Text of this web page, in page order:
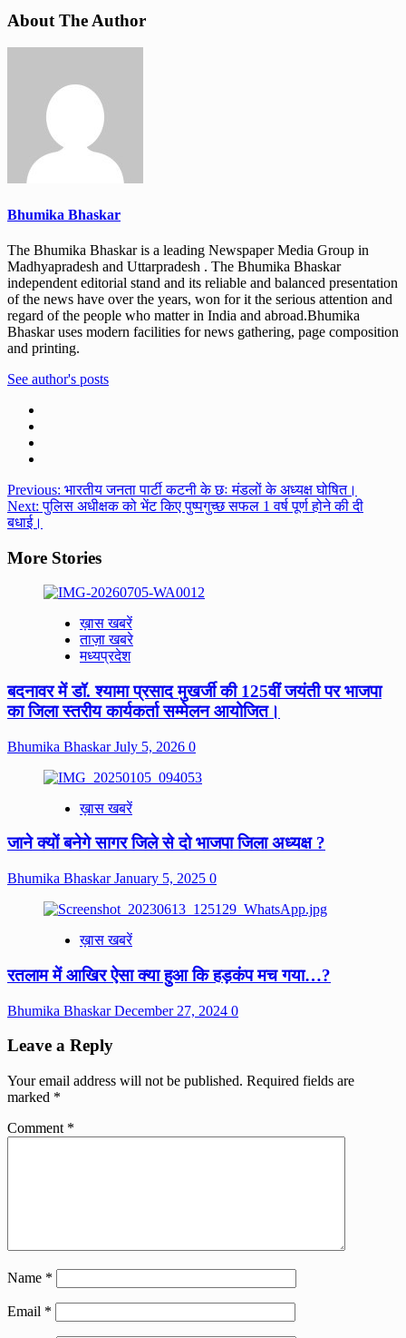
About The Author
Bhumika Bhaskar
The Bhumika Bhaskar is a leading Newspaper Media Group in
Madhyapradesh and Uttarpradesh . The Bhumika Bhaskar
independent editorial stand and its reliable and balanced presentation
of the news have over the years, won for it the serious attention and
regard of the people who matter in India and abroad.Bhumika
Bhaskar uses modern facilities for news gathering, page composition
and printing.
See author's posts
Post
navigation
Previous: भारतीय जनता पार्टी कटनी के छः मंडलों के अध्यक्ष घोषित।
Next:पुलिस अधीक्षक को भेंट किए पुष्पगुच्छ सफल 1 वर्ष पूर्ण होने की दी
बधाई।
More Stories
ख़ास खबरें
ताज़ा खबरे
मध्यप्रदेश
बदनावर में डॉ. श्यामा प्रसाद मुखर्जी की 125वीं जयंती पर भाजपा
का जिला स्तरीय कार्यकर्ता सम्मेलन आयोजित।
Bhumika BhaskarJuly 5, 2026 0
ख़ास खबरें
जाने क्यों बनेगे सागर जिले से दो भाजपा जिला अध्यक्ष ?
Bhumika BhaskarJanuary 5, 2025 0
ख़ास खबरें
रतलाम में आखिर ऐसा क्या हुआ कि हड़कंप मच गया…?
Bhumika BhaskarDecember 27, 2024 0
Leave a Reply
Your email address will not be published. Required fields are
marked *
Comment *
Name *
Email *